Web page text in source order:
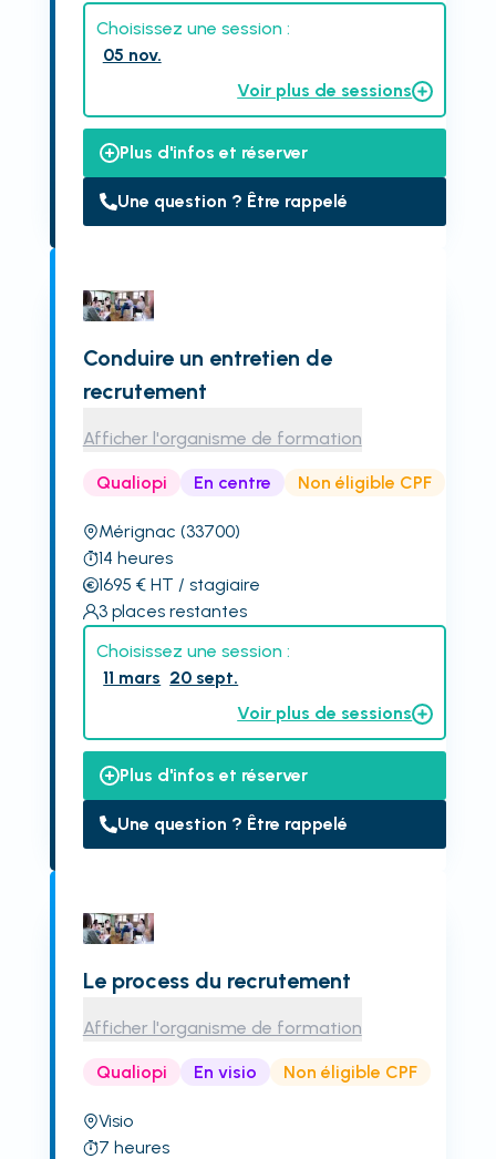
Choisissez une session :
05 nov.
Voir plus de sessions
Plus d'infos et réserver
Une question ? Être rappelé
Conduire un entretien de
recrutement
Afficher l'organisme de formation
Qualiopi En centre Non éligible CPF
Mérignac (33700)
14 heures
1695 € HT / stagiaire
3 places restantes
Choisissez une session :
11 mars 20 sept.
Voir plus de sessions
Plus d'infos et réserver
Une question ? Être rappelé
Le process du recrutement
Afficher l'organisme de formation
Qualiopi En visio Non éligible CPF
Visio
7 heures